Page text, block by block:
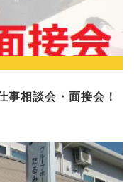
事相談会・面接会！